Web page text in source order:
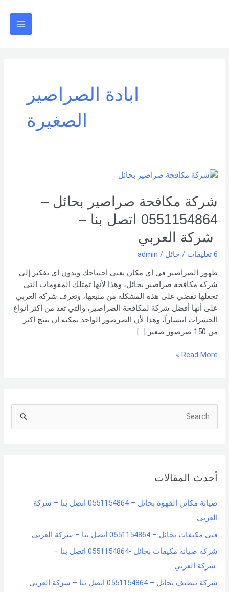
ابادة الصراصير
الصغيرة
شركة مكافحة صراصير بحائل –
0551154864 اتصل بنا –
شركة العربي
6 تعليقات / حائل /
admin
ظهور الصراصير في أي مكان يعني احتياجك وبدون اي تفكير إلى
شركة مكافحة صراصير بحائل، وهذا لأنها تمتلك المقومات التي
تجعلها تقضي على هذه المشكلة من منبعها، وتعرف شركة العربي
على أنها أفضل شركة لمكافحة الصراصير، والتي تعد من أكثر أنواع
الحشرات انتشاراً، وهذا لأن الصرصور الواحد يمكنه أن ينتج أكثر
من 150 صرصور صغير […]
شركة
صراصير
بحائل
–
0551154864
اتصل
بنا –
شركة العربي
Read More »
c
f
o
r
:
أحدث المقالات
صيانة مكائن القهوة بحائل – 0551154864 اتصل بنا – شركة
العربي
فني مكيفات بحائل – 0551154864 اتصل بنا – شركة العربي
شركة صيانة مكيفات بحائل -0551154864 اتصل بنا –
شركة العربي
شركة تنظيف بحائل – 0551154864 اتصل بنا – شركة العربي